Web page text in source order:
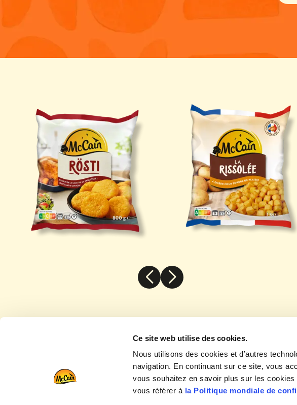
Ce site web utilise des cookies.
Nous utilisons des cookies et d’autres
navigation. En continuant sur ce site, vous
vous souhaitez en savoir plus sur les
vous référer à la Politique mondiale de
Suivez-nous !